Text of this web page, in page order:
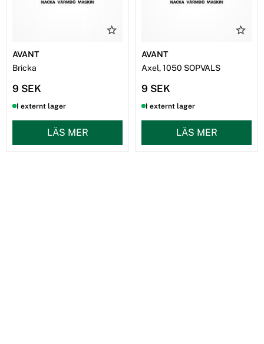
AVANT
Bricka
9 SEK
I externt lager
LÄS MER
AVANT
Axel, 1050 SOPVALS
9 SEK
I externt lager
LÄS MER